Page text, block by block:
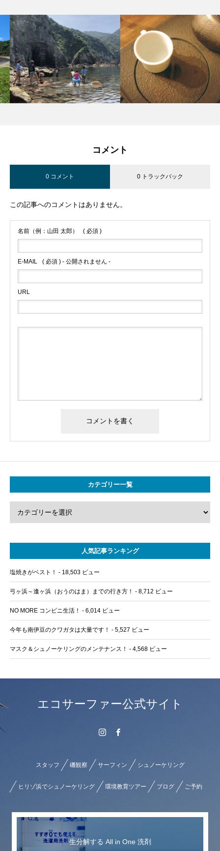
コメント
0 コメント 0 トラックバック
この記事へのコメントはありません。
名前（例：山田 太郎） ( 必須 )
E-MAIL ( 必須 ) - 公開されません -
URL
カテゴリー一覧
人気記事ランキング
塩焼きがベスト！ - 18,503 ビュー
弓ヶ浜～逢ヶ浜（おうのはま）までの行き方！ - 8,712 ビュー
NO MORE コンビニ生活！ - 6,014 ビュー
今年も南伊豆のクワガタは大量です！ - 5,527 ビュー
マスク＆シュノーケリングのメンテナンス！ - 4,568 ビュー
エコサーファー公式サイト
スタッフ 磯観察 サーフィン シュノーケリング
ヒリゾ浜でシュノーケリング 環境教育ツアー ブログ ご予約
生分解する All in One 洗剤